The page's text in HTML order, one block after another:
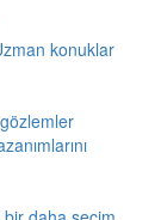
konuklar